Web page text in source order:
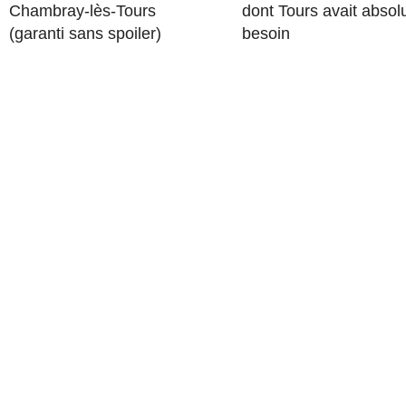
Chambray-lès-Tours
(garanti sans spoiler)
dont Tours avait
besoin